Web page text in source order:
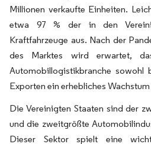
Millionen verkaufte Einheiten.
etwa 97 % der in den
Kraftfahrzeuge aus. Nach der
des Marktes wird erwartet,
Automobillogistikbranche
Exporten ein erhebliches
Die Vereinigten Staaten sind der
und die zweitgrößte
Dieser Sektor spielt eine